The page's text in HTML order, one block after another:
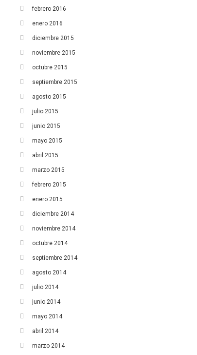
febrero 2016
enero 2016
diciembre 2015
noviembre 2015
octubre 2015
septiembre 2015
agosto 2015
julio 2015
junio 2015
mayo 2015
abril 2015
marzo 2015
febrero 2015
enero 2015
diciembre 2014
noviembre 2014
octubre 2014
septiembre 2014
agosto 2014
julio 2014
junio 2014
mayo 2014
abril 2014
marzo 2014